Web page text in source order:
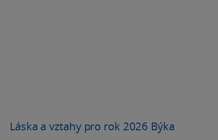
Láska a vztahy pro rok 2026 Býka